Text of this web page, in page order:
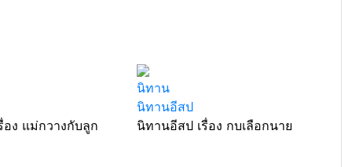
ง แม่กวางกับลูก
นิทาน
นิทานอีสป
นิทานอีสป เรื่อง กบเลือกนาย